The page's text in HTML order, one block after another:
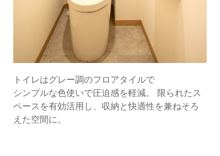
トイレはグレー調のフロアタイルで
シンプルな色使いで圧迫感を軽減。 限られたス
ペースを有効活用し、収納と快適性を兼ねそろ
えた空間に。